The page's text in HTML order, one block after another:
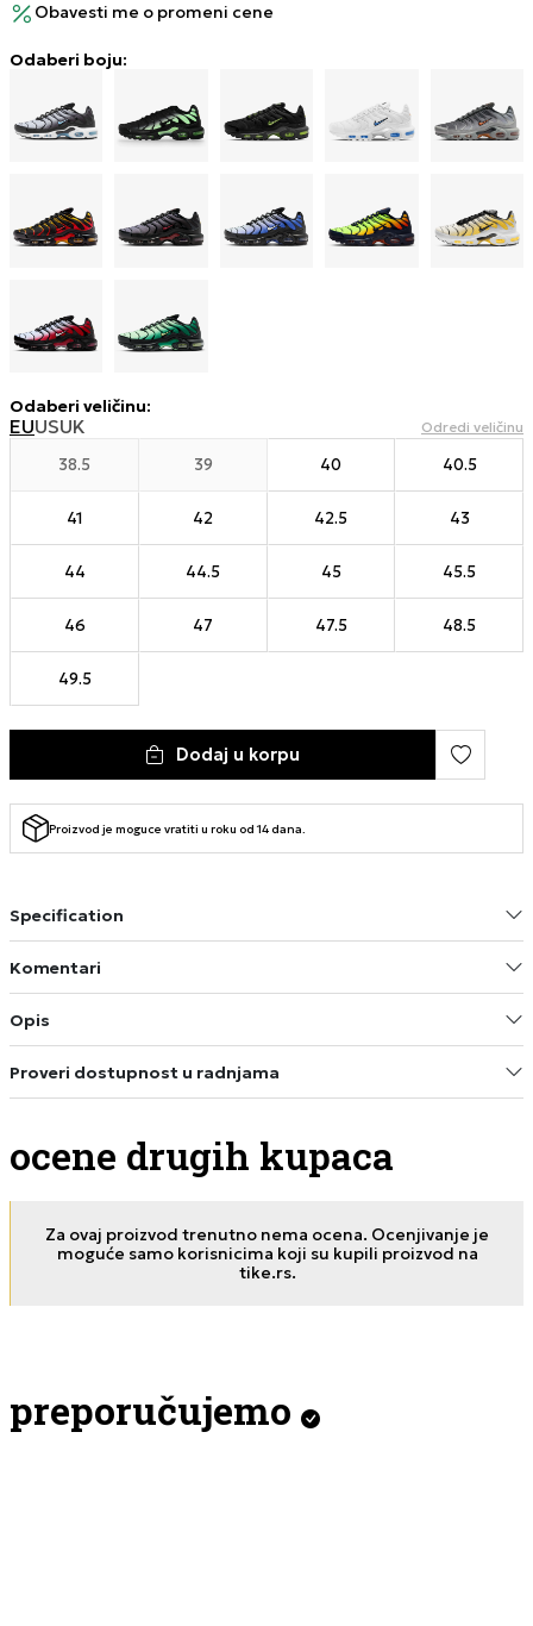
Obavesti me o promeni cene
Odaberi boju:
Odaberi veličinu:
EUUSUK Odredi veličinu
38.5 39 40 40.5
41 42 42.5 43
44 44.5 45 45.5
46 47 47.5 48.5
49.5
Dodaj u korpu
Proizvod je moguce vratiti u roku od 14 dana.
Specification
Komentari
Opis
Proveri dostupnost u radnjama
ocene drugih kupaca
Za ovaj proizvod trenutno nema ocena. Ocenjivanje je
moguće samo korisnicima koji su kupili proizvod na
tike.rs.
preporučujemo